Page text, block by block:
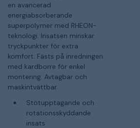
en avancerad
energiabsorberande
superpolymer med RHEON-
teknologi. Insatsen minskar
tryckpunkter för extra
komfort. Fästs på inredningen
med kardborre för enkel
montering. Avtagbar och
maskintvättbar.
Stötupptagande och
rotationsskyddande
insats